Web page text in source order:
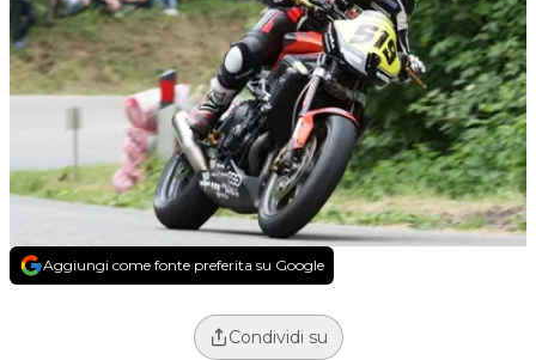
Aggiungi come fonte preferita su Google
Condividi su